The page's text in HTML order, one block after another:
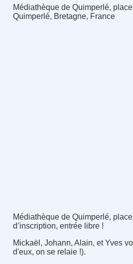
Médiathèque de Quimperlé,
Quimperlé, Bretagne, France
Médiathèque de Quimperlé,
d’inscription, entrée libre !
Mickaël, Johann, Alain, et Yves
d'eux, on se relaie !).